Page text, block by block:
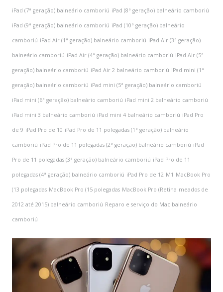
iPad (7ª geração) balneário camboriú iPad (8ª geração) balneário camboriú
iPad (9ª geração) balneário camboriú iPad (10ª geração) balneário
camboriú iPad Air (1ª geração) balneário camboriú iPad Air (3ª geração)
balneário camboriú iPad Air (4ª geração) balneário camboriú iPad Air (5ª
geração) balneário camboriú iPad Air 2 balneário camboriú iPad mini (1ª
geração) balneário camboriú iPad mini (5ª geração) balneário camboriú
iPad mini (6ª geração) balneário camboriú iPad mini 2 balneário camboriú
iPad mini 3 balneário camboriú iPad mini 4 balneário camboriú iPad Pro
de 9 iPad Pro de 10 iPad Pro de 11 polegadas (1ª geração) balneário
camboriú iPad Pro de 11 polegadas (2ª geração) balneário camboriú iPad
Pro de 11 polegadas (3ª geração) balneário camboriú iPad Pro de 11
polegadas (4ª geração) balneário camboriú iPad Pro de 12 M1 MacBook Pro
(13 polegadas MacBook Pro (15 polegadas MacBook Pro (Retina meados de
2012 até 2015) balneário camboriú Reparo e serviço do Mac balneário
camboriú